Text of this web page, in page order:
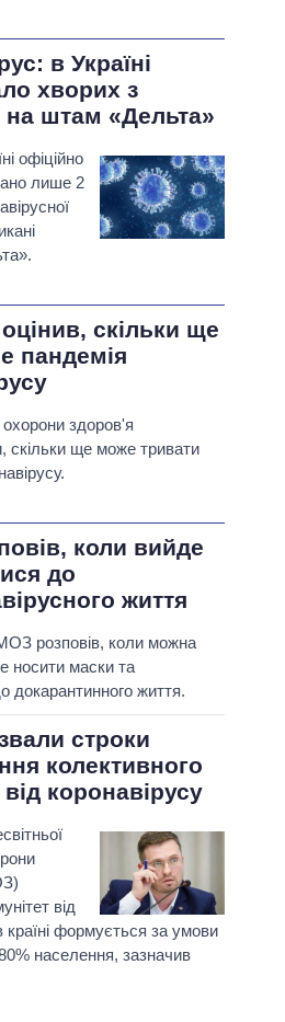
в Україні
хворих з
на штам «Дельта»
офіційно
лише 2
скільки ще
пандемія
охорони здоров'я
скільки ще може тривати
коли вийде
до
життя
розповів, коли можна
носити маски та
докарантинного життя.
строки
колективного
від коронавірусу
від
країні формується за умови
населення, зазначив